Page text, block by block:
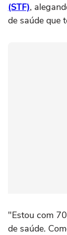
(STF),
de saúde que
"Estou com
de saúde.